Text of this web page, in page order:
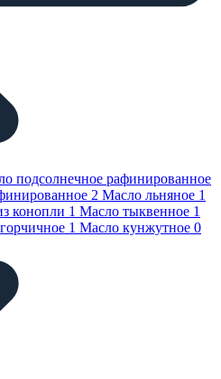
подсолнечное рафинированное
2 Масло льняное 1
конопли 1 Масло тыквенное 1
1 Масло кунжутное 0